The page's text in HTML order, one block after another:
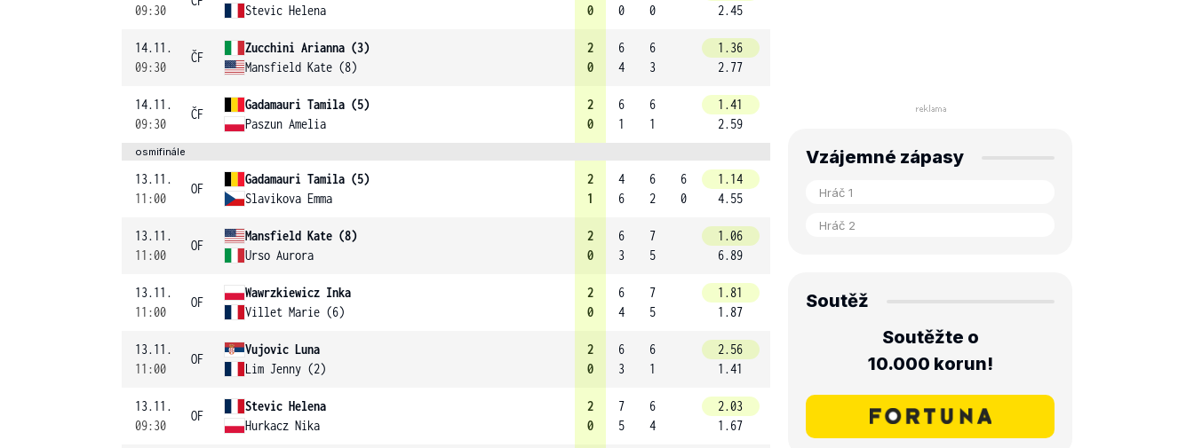
09:30
Stevic Helena
0
0
0
2.45
14.11.
09:30
ČF
Zucchini Arianna (3)
Mansfield Kate (8)
2
0
6
4
6
3
1.36
2.77
14.11.
09:30
ČF
Gadamauri Tamila (5)
Paszun Amelia
2
0
6
1
6
1
1.41
2.59
osmifinále
13.11.
11:00
OF
Gadamauri Tamila (5)
Slavikova Emma
2
1
4
6
6
2
6
0
1.14
4.55
13.11.
11:00
OF
Mansfield Kate (8)
Urso Aurora
2
0
6
3
7
5
1.06
6.89
13.11.
11:00
OF
Wawrzkiewicz Inka
Villet Marie (6)
2
0
6
4
7
5
1.81
1.87
13.11.
11:00
OF
Vujovic Luna
Lim Jenny (2)
2
0
6
3
6
1
2.56
1.41
13.11.
09:30
OF
Stevic Helena
Hurkacz Nika
2
0
7
5
6
4
2.03
1.67
Vzájemné zápasy
Soutěž
Soutěžte o
10.000 korun!